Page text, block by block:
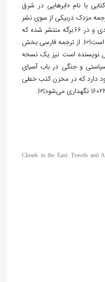
با نام «ابرهایی در شرق
مزدک دربیکی از سوی نشر
و در 66برگه منتشر شده که
است[13]
.از ترجمه فارسی بخش
نویسنده است نیز یک نسخه
سیاستی و جنگی در باب آسیای
دارد که در مخزن کتب خطی
نگهداری می‌شود[14]
.
Clouds in the East: Travels and